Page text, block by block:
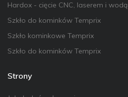
Hardox - cięcie CNC, laserem i wodą
Szkło do kominków Temprix
Szkło kominkowe Temprix
Szkło do kominków Temprix
Strony